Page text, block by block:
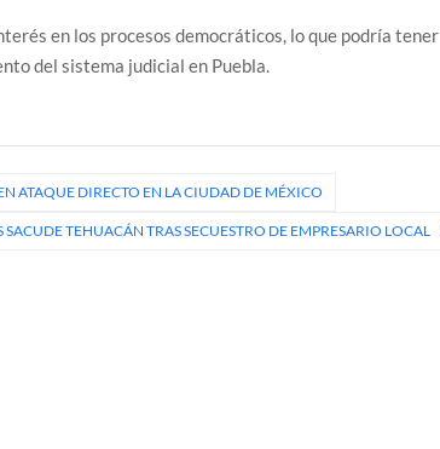
en los procesos democráticos, lo que podría tener
del sistema judicial en Puebla.
ATAQUE DIRECTO EN LA CIUDAD DE MÉXICO
TEHUACÁN TRAS SECUESTRO DE EMPRESARIO LOCAL